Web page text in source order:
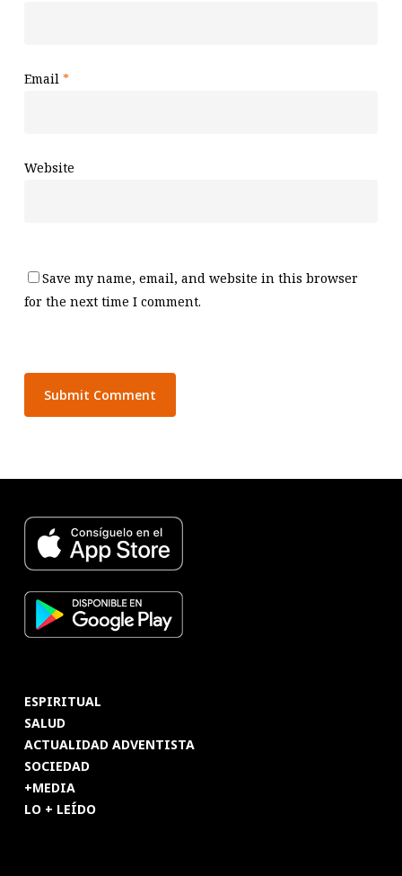
Email *
Website
Save my name, email, and website in this browser
for the next time I comment.
ESPIRITUAL
SALUD
ACTUALIDAD ADVENTISTA
SOCIEDAD
+MEDIA
LO + LEÍDO